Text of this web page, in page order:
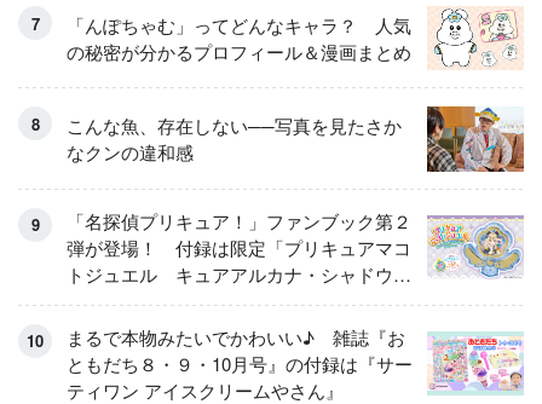
「んぽちゃむ」ってどんなキャラ？ 人気
の秘密が分かるプロフィール＆漫画まとめ
こんな魚、存在しない──写真を見たさか
なクンの違和感
「名探偵プリキュア！」ファンブック第２
弾が登場！ 付録は限定「プリキュアマコ
トジュエル キュアアルカナ・シャドウ
アイスver.」 キュアエクレールを大特
集！
まるで本物みたいでかわいい♪ 雑誌『お
ともだち８・９・10月号』の付録は『サー
ティワン アイスクリームやさん』